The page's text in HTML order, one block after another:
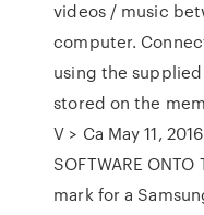
videos / music
computer.
using the
stored on the
V > Ca May 11,
SOFTWARE ONTO
mark for a